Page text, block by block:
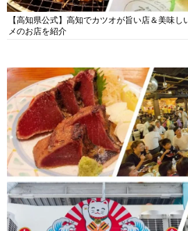
【高知県公式】高知でカツオが旨い店＆美味
メのお店を紹介